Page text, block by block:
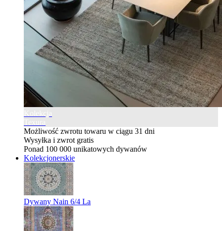
Możliwość zwrotu towaru w ciągu 31 dni
Wysyłka i zwrot gratis
Ponad 100 000 unikatowych dywanów
Kolekcjonerskie
Dywany Nain 6/4 La